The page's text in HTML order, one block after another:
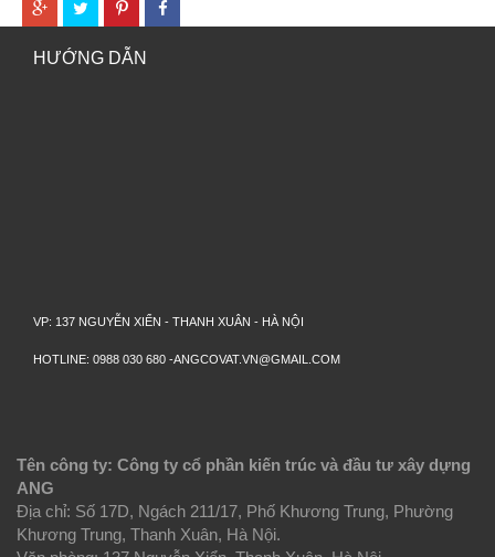
HƯỚNG DẪN
VP: 137 NGUYỄN XIỂN - THANH XUÂN - HÀ NỘI
HOTLINE: 0988 030 680 -ANGCOVAT.VN@GMAIL.COM
Tên công ty: Công ty cổ phần kiến trúc và đầu tư xây dựng
ANG
Địa chỉ: Số 17D, Ngách 211/17, Phố Khương Trung, Phường
Khương Trung, Thanh Xuân, Hà Nội.